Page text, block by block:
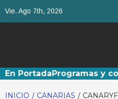
Vie. Ago 7th, 2026
En PortadaProgramas y
INICIO CANARIAS